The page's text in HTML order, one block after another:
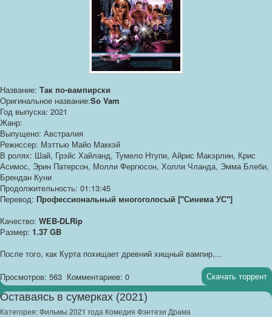
Название: Так по-вампирски
Оригинальное название:So Vam
Год выпуска: 2021
Жанр:
Выпущено: Австралия
Режиссер: Мэттью Майо Маккэй
В ролях: Шай, Грэйс Хайланд, Тумело Нтупи, Айрис Макэрлин, Крис
Асимос, Эрин Патерсон, Молли Фергюсон, Холли Чланда, Эмма Блеби,
Брендан Куни
Продолжительность: 01:13:45
Перевод: Профессиональный многоголосый ["Синема УС"]
Качество: WEB-DLRip
Размер: 1.37 GB
После того, как Курта похищает древний хищный вампир,...
Просмотров: 563 Комментариев: 0 Скачать торрент
Оставаясь в сумерках (2021)
Категория:Фильмы 2021 года Комедия Фэнтези Драма